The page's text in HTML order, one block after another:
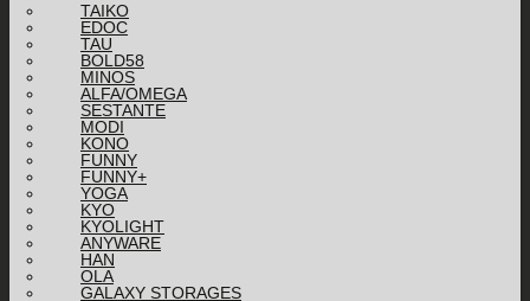
TAIKO
EDOC
TAU
BOLD58
MINOS
ALFA/OMEGA
SESTANTE
MODI
KONO
FUNNY
FUNNY+
YOGA
KYO
KYOLIGHT
ANYWARE
HAN
OLA
GALAXY STORAGES